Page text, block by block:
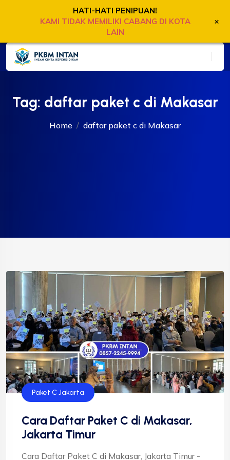
Tag: daftar paket c di Makasar
Home daftar paket c di Makasar
Paket C Jakarta
Cara Daftar Paket C di Makasar,
Jakarta Timur
Cara Daftar Paket C di Makasar, Jakarta Timur -
HATI-HATI PENIPUAN!
KAMI TIDAK MEMILIKI CABANG DI KOTA
LAIN
+